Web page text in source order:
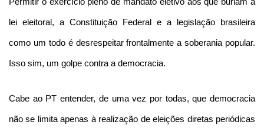
lei eleitoral, a Constituição Federal e a legislação brasileira
como um todo é desrespeitar frontalmente a soberania popular.
Isso sim, um golpe contra a democracia.
Cabe ao PT entender, de uma vez por todas, que democracia
não se limita apenas à realização de eleições diretas periódicas